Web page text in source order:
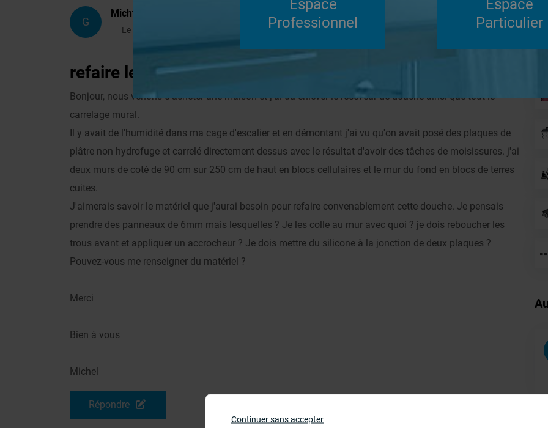
G
Michtonmich
Le 10/06/2014 à 22h06
Répondre
refaire les parois de ma douche
Bonjour, nous venons d'acheter une maison et j'ai du enlever le receveur de douche ainsi que tout le
carrelage mural.
Il y avait de l'humidité dans ma cage d'escalier et en démontant j'ai vu qu'on avait posé des plaques de
plâtre non hydrofuge et carrelé directement dessus avec le résultat d'avoir des tâches de moisissures. j'ai
deux murs de coté de 90 cm sur 250 cm de haut en blocs cellulaires et le mur du fond en blocs de terres
cuites.
J'aimerais savoir le matériel que j'aurai besoin pour refaire convenablement cette douche. Je pensais
prendre des panneaux de 6mm mais lesquelles ? Je les colle au mur avec quoi ? je dois reboucher les
trous avant et appliquer un accrocheur ? Je dois mettre du silicone à la jonction de deux plaques ?
Pouvez-vous me renseigner du matériel ?
Merci
Bien à vous
Michel
Répondre
Continuer sans accepter
Espace
Professionnel
Espace
Particulier